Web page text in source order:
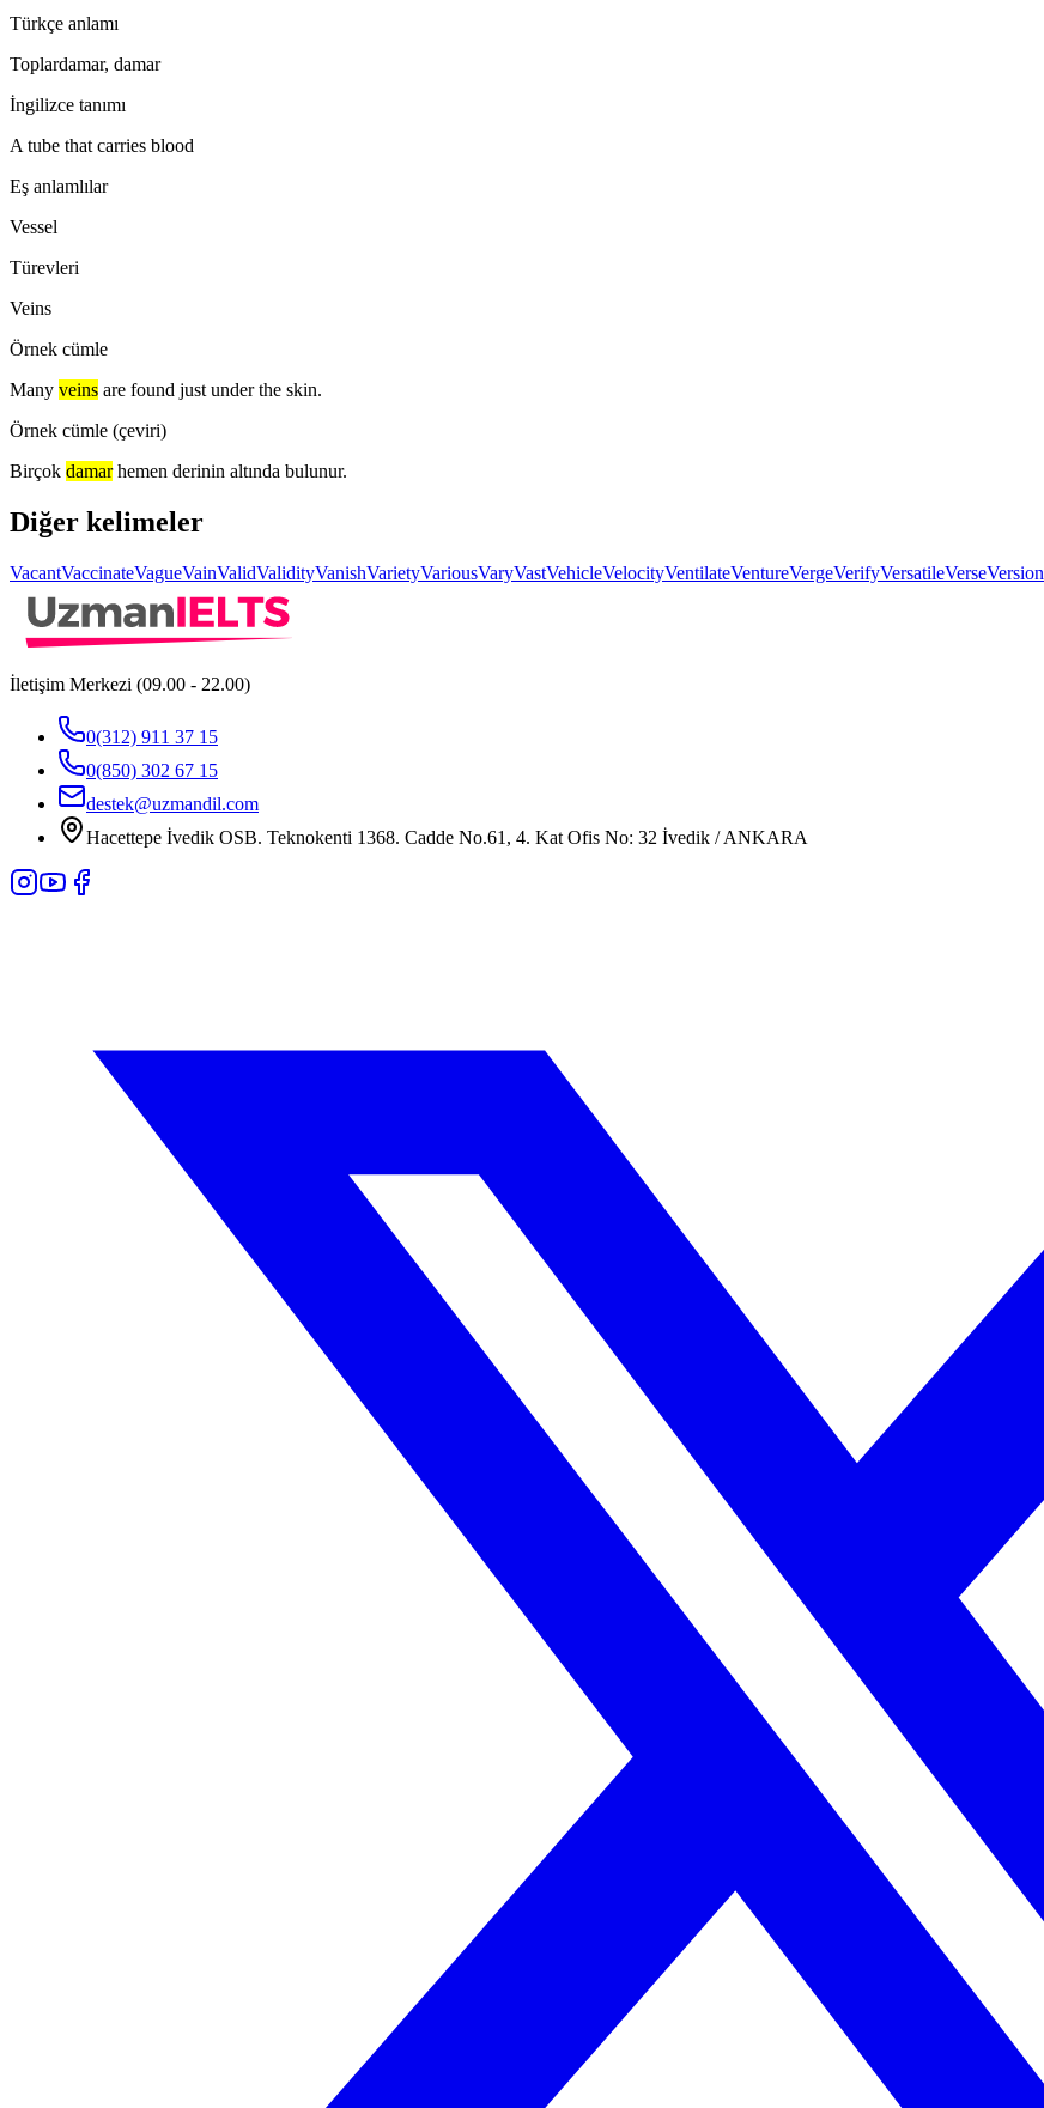
Türkçe anlamı
Toplardamar, damar
İngilizce tanımı
A tube that carries blood
Eş anlamlılar
Vessel
Türevleri
Veins
Örnek cümle
Many veins are found just under the skin.
Örnek cümle (çeviri)
Birçok damar hemen derinin altında bulunur.
Diğer kelimeler
VacantVaccinateVagueVainValidValidityVanishVarietyVariousVaryVastVehicleVelocityVentilateVentureVergeVerifyVersatileVerseVersion
İletişim Merkezi (09.00 - 22.00)
0(312) 911 37 15
0(850) 302 67 15
destek@uzmandil.com
Hacettepe İvedik OSB. Teknokenti 1368. Cadde No.61, 4. Kat Ofis No: 32 İvedik / ANKARA